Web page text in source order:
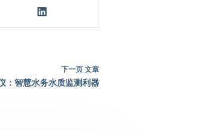
下一页 文章
：智慧水务水质监测利器